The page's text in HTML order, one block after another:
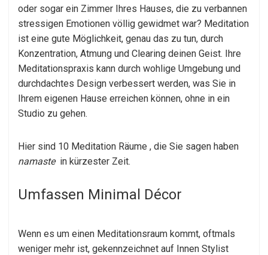
oder sogar ein Zimmer Ihres Hauses, die zu verbannen
stressigen Emotionen völlig gewidmet war? Meditation
ist eine gute Möglichkeit, genau das zu tun, durch
Konzentration, Atmung und Clearing deinen Geist. Ihre
Meditationspraxis kann durch wohlige Umgebung und
durchdachtes Design verbessert werden, was Sie in
Ihrem eigenen Hause erreichen können, ohne in ein
Studio zu gehen.
Hier sind 10 Meditation Räume , die Sie sagen haben
namastein kürzester Zeit.
Umfassen Minimal Décor
Wenn es um einen Meditationsraum kommt, oftmals
weniger mehr ist, gekennzeichnet auf Innen Stylist